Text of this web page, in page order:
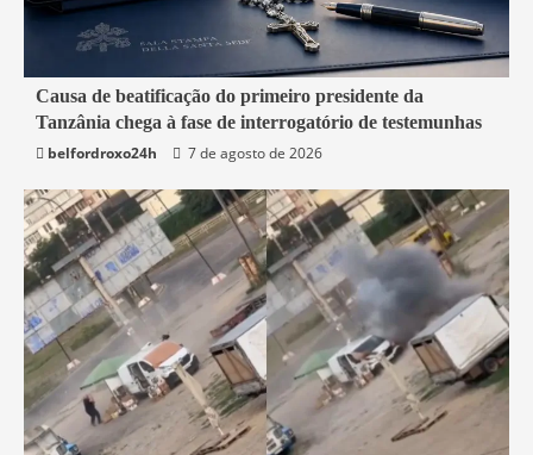
4 min read
Mundo
Causa de beatificação do primeiro presidente da
Tanzânia chega à fase de interrogatório de testemunhas
belfordroxo24h
7 de agosto de 2026